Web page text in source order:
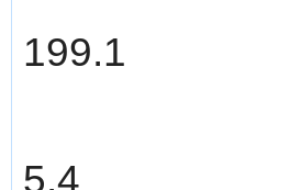
199.1
5.4